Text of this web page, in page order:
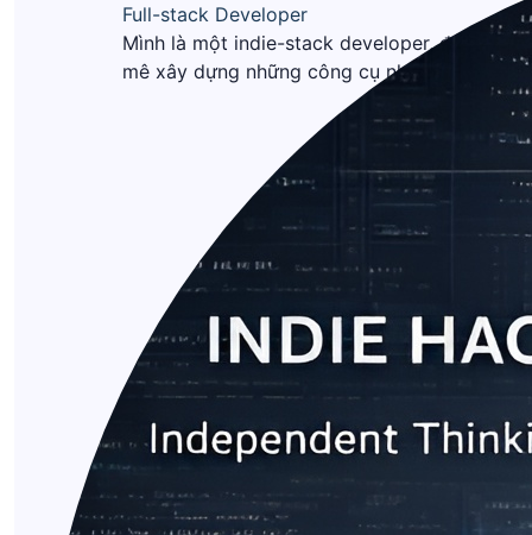
Full-stack Developer
Mình là một indie-stack developer, đam
mê xây dựng những công cụ nhanh, đơn
giản và hữu ích với Golang & Vanilla JS.
Hiện tại, mình tập trung vào
kitmodule.com, nơi mình thử nghiệm ý
tưởng, tạo ra sản phẩm và giữ mọi thứ ở
mức tối giản.